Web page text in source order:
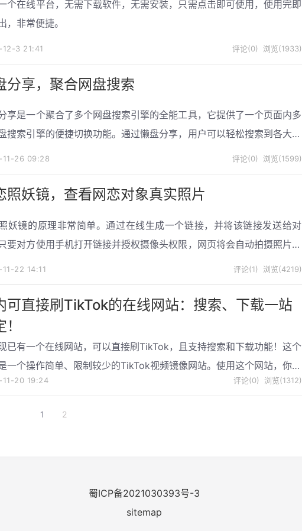
个在线平台，无需下载软件，无需安装，只需点击即可使用，使用完即
，非常便捷。
12-3 21:41 评论(0) 浏览(1933)
分享，聚合网盘搜索
享是一个聚合了多个网盘搜索引擎的全能工具，它提供了一个页面内多
搜索引擎的便捷切换功能。通过懒盘分享，用户可以轻松搜索到各大网
台，如百度网盘、阿里云网盘、夸克网盘等等，以快速找到所需的资料、
档等资源。
26 09:28 评论(0) 浏览(1599)
照妖镜，查看网恋对象真实照片
妖镜的原理非常简单。通过在线生成一个链接，并将该链接发送给对
要对方使用手机打开链接并授权摄像头权限，网页将会自动拍摄照片并
22 14:11 评论(1) 浏览(4219)
可直接刷TikTok的在线网站：搜索、下载一站
已有一个在线网站，可以直接刷TikTok，且支持搜索和下载功能！这个
一个操作简单、限制较少的TikTok视频镜像网站。使用这个网站，你可
地欣赏漂亮小姐姐们的精彩视频，极大地满足你的娱乐需求。
20 19:24 评论(0) 浏览(1312)
1 2
蜀ICP备2021030393号-3
sitemap